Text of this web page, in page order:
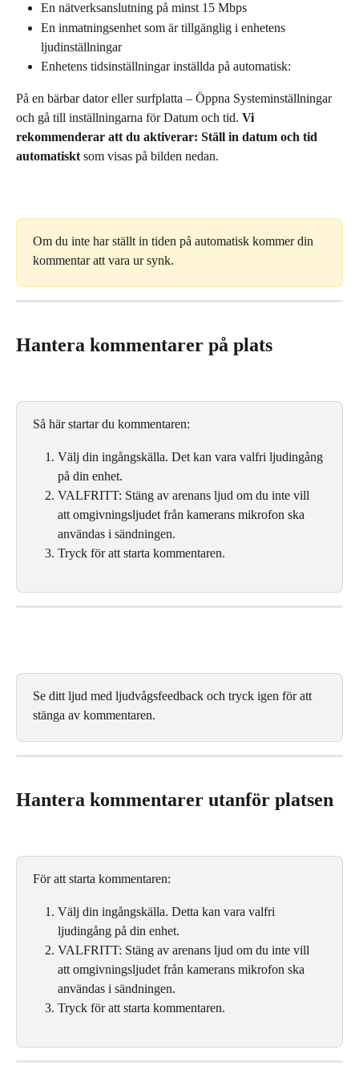
En nätverksanslutning på minst 15 Mbps
En inmatningsenhet som är tillgänglig i enhetens
ljudinställningar
Enhetens tidsinställningar inställda på automatisk:
På en bärbar dator eller surfplatta – Öppna Systeminställningar
och gå till inställningarna för Datum och tid. Vi
rekommenderar att du aktiverar: Ställ in datum och tid
automatiskt som visas på bilden nedan.
Om du inte har ställt in tiden på automatisk kommer din
kommentar att vara ur synk.
Hantera kommentarer på plats
Så här startar du kommentaren:
Välj din ingångskälla. Det kan vara valfri ljudingång
på din enhet.
VALFRITT: Stäng av arenans ljud om du inte vill
att omgivningsljudet från kamerans mikrofon ska
användas i sändningen.
Tryck för att starta kommentaren.
Se ditt ljud med ljudvågsfeedback och tryck igen för att
stänga av kommentaren.
Hantera kommentarer utanför platsen
För att starta kommentaren:
Välj din ingångskälla. Detta kan vara valfri
ljudingång på din enhet.
VALFRITT: Stäng av arenans ljud om du inte vill
att omgivningsljudet från kamerans mikrofon ska
användas i sändningen.
Tryck för att starta kommentaren.